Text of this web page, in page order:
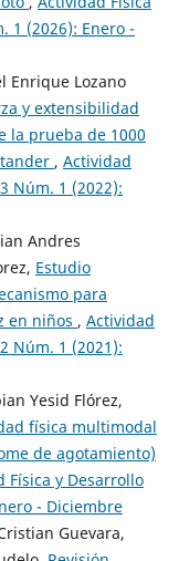
1 (2026): Enero -
Enrique Lozano
y extensibilidad
la prueba de 1000
, Actividad
Núm. 1 (2022):
Andres
Estudio
para
en niños , Actividad
Núm. 1 (2021):
Yesid Flórez,
física multimodal
de agotamiento)
Física y Desarrollo
- Diciembre
Guevara,